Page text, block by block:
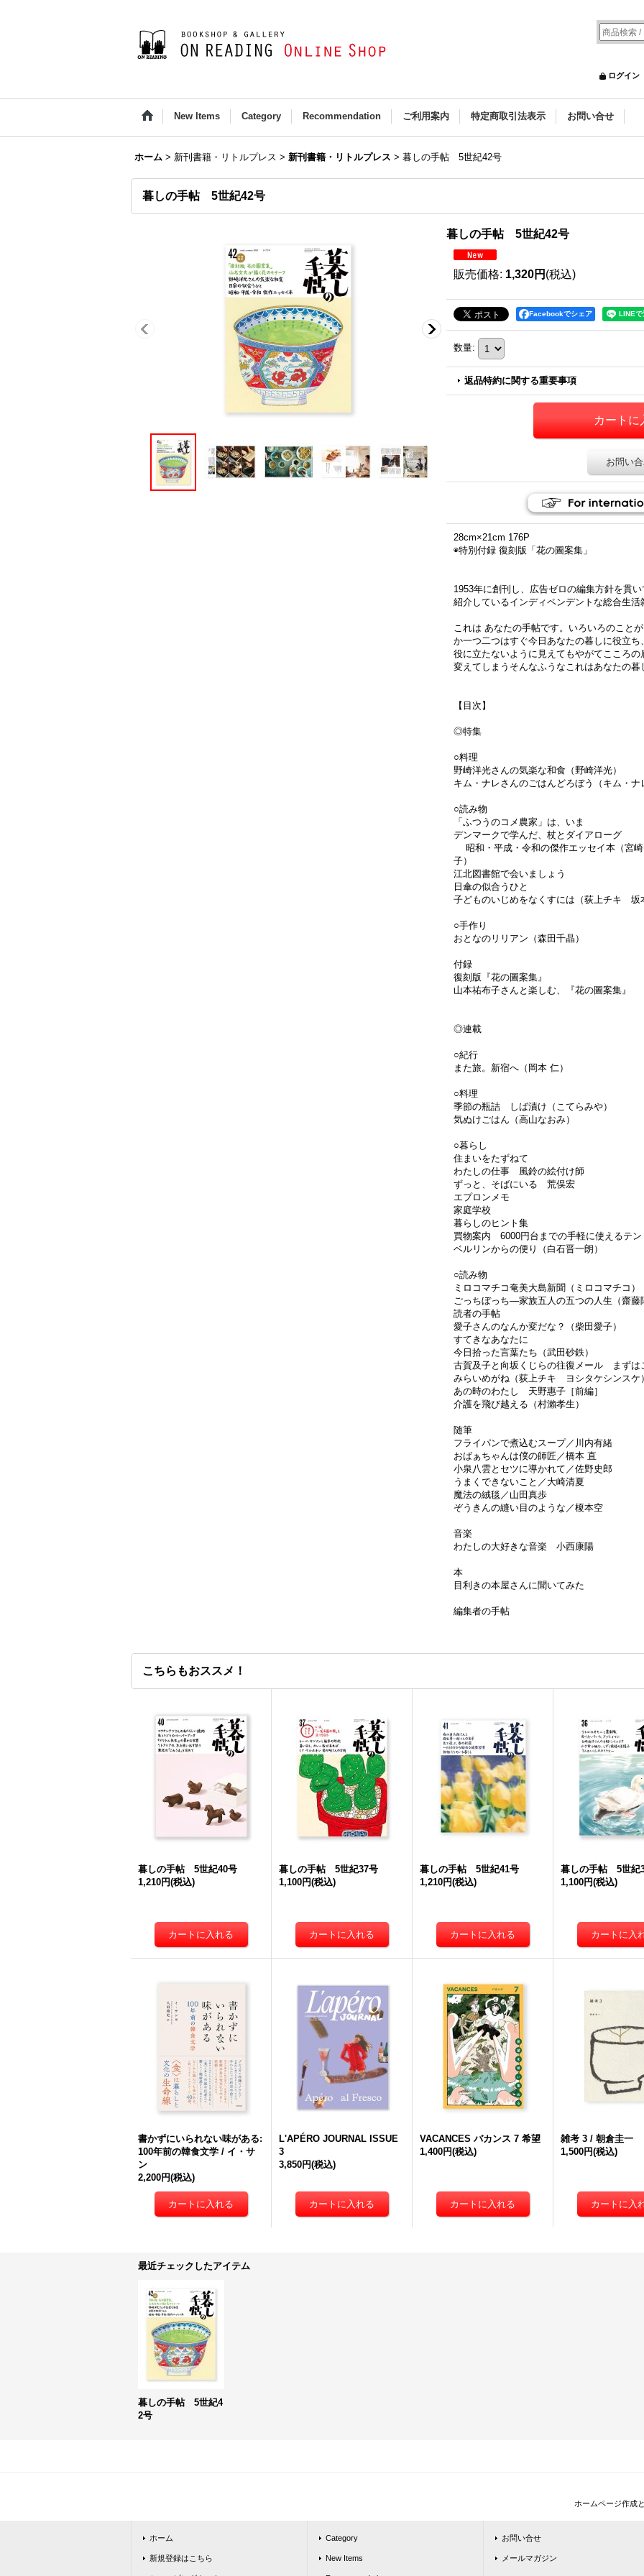
ログイン
New Items Category Recommendation ご利用案内 特定商取引法表示 お問い合せ
ホーム > 新刊書籍・リトルプレス > 新刊書籍・リトルプレス > 暮しの手帖 5世紀42号
暮しの手帖 5世紀42号
暮しの手帖 5世紀42号
販売価格: 1,320円 (税込)
Facebookでシェア
数量:
返品特約に関する重要事項
お問い
28cm×21cm 176P
◉特別付録 復刻版「花の圖案集」
1953年に創刊し、広告ゼロの編集方針を貫
紹介しているインディペンデントな総合生活
これは あなたの手帖です。いろいろのこと
か一つ二つはすぐ今日あなたの暮しに役立
役に立たないように見えてもやがてこころ
変えてしまうそんなふうなこれはあなたの暮
【目次】
◎特集
○料理
野崎洋光さんの気楽な和食（野崎洋光）
キム・ナレさんのごはんどろぼう（キム・ナ
○読み物
「ふつうのコメ農家」は、いま
デンマークで学んだ、杖とダイアローグ
昭和・平成・令和の傑作エッセイ本（宮
子）
江北図書館で会いましょう
日傘の似合うひと
子どものいじめをなくすには（荻上チキ 坂
○手作り
おとなのリリアン（森田千晶）
付録
復刻版『花の圖案集』
山本祐布子さんと楽しむ、『花の圖案集』
◎連載
○紀行
また旅。新宿へ（岡本 仁）
○料理
季節の瓶詰 しば漬け（こてらみや）
気ぬけごはん（高山なおみ）
○暮らし
住まいをたずねて
わたしの仕事 風鈴の絵付け師
ずっと、そばにいる 荒俣宏
エプロンメモ
家庭学校
暮らしのヒント集
買物案内 6000円台までの手軽に使えるテン
ベルリンからの便り（白石晋一朗）
○読み物
ミロコマチコ奄美大島新聞（ミロコマチコ）
ごっちぼっち―家族五人の五つの人生（齋藤
読者の手帖
愛子さんのなんか変だな？（柴田愛子）
すてきなあなたに
今日拾った言葉たち（武田砂鉄）
古賀及子と向坂くじらの往復メール まずは
みらいめがね（荻上チキ ヨシタケシンスケ）
あの時のわたし 天野惠子［前編］
介護を飛び越える（村瀨孝生）
随筆
フライパンで煮込むスープ／川内有緒
おばぁちゃんは僕の師匠／橋本 直
小泉八雲とセツに導かれて／佐野史郎
うまくできないこと／大崎清夏
魔法の絨毯／山田真歩
ぞうきんの縫い目のような／榎本空
音楽
わたしの大好きな音楽 小西康陽
本
目利きの本屋さんに聞いてみた
編集者の手帖
こちらもおススメ！
暮しの手帖 5世紀40号
1,210円(税込)
暮しの手帖 5世紀37号
1,100円(税込)
暮しの手帖 5世紀41号
1,210円(税込)
暮しの手帖 5世紀
1,100円(税込)
書かずにいられない味がある:
100年前の韓食文学 / イ・サ
ン
2,200円(税込)
L'APÉRO JOURNAL ISSUE
3
3,850円(税込)
VACANCES バカンス 7 希望
1,400円(税込)
雑考 3 / 朝倉圭一
1,500円(税込)
最近チェックしたアイテム
暮しの手帖 5世紀4
2号
ホームページ作成
ホーム
新規登録はこちら
Category
New Items
お問い合せ
メールマガジン